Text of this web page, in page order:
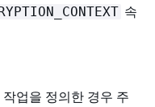
속
업을 정의한 경우 주